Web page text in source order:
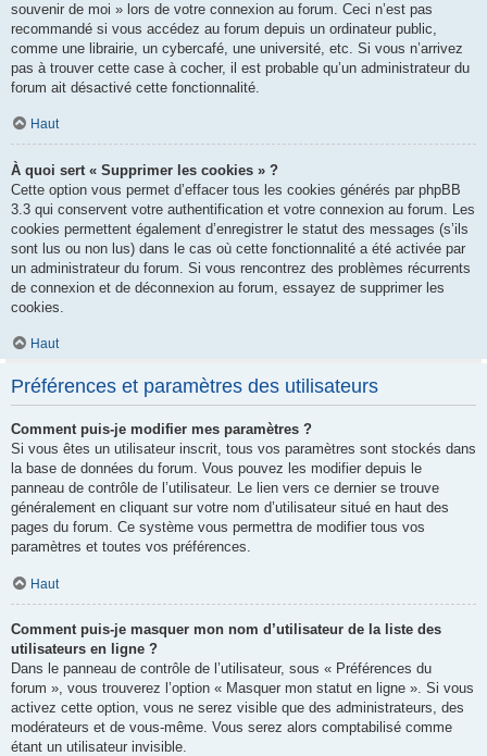
souvenir de moi » lors de votre connexion au forum. Ceci n’est pas
recommandé si vous accédez au forum depuis un ordinateur public,
comme une librairie, un cybercafé, une université, etc. Si vous n’arrivez
pas à trouver cette case à cocher, il est probable qu’un administrateur du
forum ait désactivé cette fonctionnalité.
Haut
À quoi sert « Supprimer les cookies » ?
Cette option vous permet d’effacer tous les cookies générés par phpBB
3.3 qui conservent votre authentification et votre connexion au forum. Les
cookies permettent également d’enregistrer le statut des messages (s’ils
sont lus ou non lus) dans le cas où cette fonctionnalité a été activée par
un administrateur du forum. Si vous rencontrez des problèmes récurrents
de connexion et de déconnexion au forum, essayez de supprimer les
cookies.
Haut
Préférences et paramètres des utilisateurs
Comment puis-je modifier mes paramètres ?
Si vous êtes un utilisateur inscrit, tous vos paramètres sont stockés dans
la base de données du forum. Vous pouvez les modifier depuis le
panneau de contrôle de l’utilisateur. Le lien vers ce dernier se trouve
généralement en cliquant sur votre nom d’utilisateur situé en haut des
pages du forum. Ce système vous permettra de modifier tous vos
paramètres et toutes vos préférences.
Haut
Comment puis-je masquer mon nom d’utilisateur de la liste des
utilisateurs en ligne ?
Dans le panneau de contrôle de l’utilisateur, sous « Préférences du
forum », vous trouverez l’option « Masquer mon statut en ligne ». Si vous
activez cette option, vous ne serez visible que des administrateurs, des
modérateurs et de vous-même. Vous serez alors comptabilisé comme
étant un utilisateur invisible.